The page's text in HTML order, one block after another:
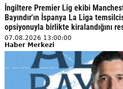
İngiltere Premier Lig ekibi
Bayındır'ın İspanya La Liga
opsiyonuyla birlikte kiralandığını
07.08.2026 13:00:00
Haber Merkezi